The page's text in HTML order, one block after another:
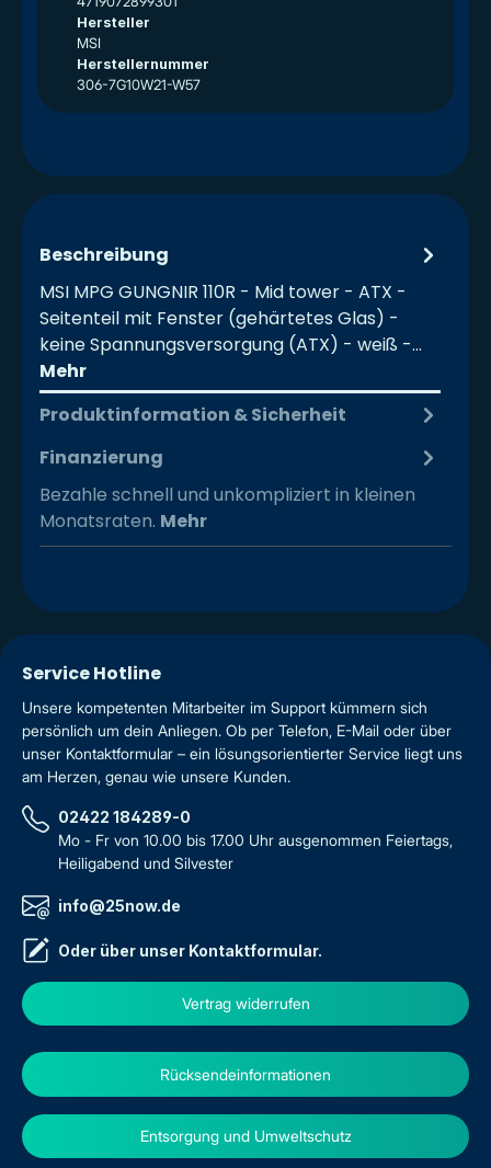
Hersteller
MSI
Herstellernummer
306-7G10W21-W57
Beschreibung
MSI MPG GUNGNIR 110R - Mid tower - ATX -
Seitenteil mit Fenster (gehärtetes Glas) -
keine Spannungsversorgung (ATX) - weiß -…
Mehr
Produktinformation & Sicherheit
Finanzierung
Bezahle schnell und unkompliziert in kleinen
Monatsraten. Mehr
Service Hotline
Unsere kompetenten Mitarbeiter im Support kümmern sich
persönlich um dein Anliegen. Ob per Telefon, E-Mail oder über
unser Kontaktformular – ein lösungsorientierter Service liegt uns
am Herzen, genau wie unsere Kunden.
02422 184289-0
Mo - Fr von 10.00 bis 17.00 Uhr ausgenommen Feiertags,
Heiligabend und Silvester
info@25now.de
Oder über unser Kontaktformular.
Vertrag widerrufen
Rücksendeinformationen
Entsorgung und Umweltschutz